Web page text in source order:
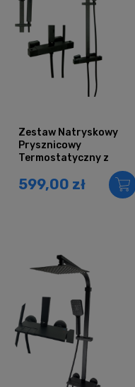
Zestaw Natryskowy
Prysznicowy
Termostatyczny z
AQUASLIM Czarny
599,00 zł